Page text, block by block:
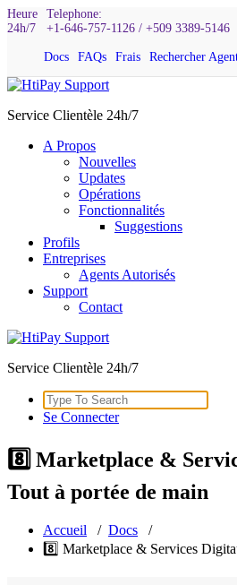
Aller
au
Heure
24h/7
Telephone:
+1-646-757-1126 / +509 3389-5146
Docs FAQs Frais Rechercher
Service Clientèle 24h/7
A Propos
Nouvelles
Updates
Opérations
Fonctionnalités
Suggestions
Profils
Entreprises
Agents Autorisés
Support
Contact
Service Clientèle 24h/7
Search
for:
Se Connecter
8️⃣ Marketplace &
Tout à portée de main
Accueil / Docs /
8️⃣ Marketplace & Services